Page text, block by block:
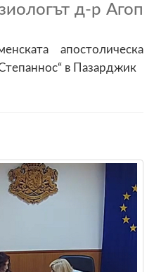
д-р Агоп
апостолическа
в Пазарджик